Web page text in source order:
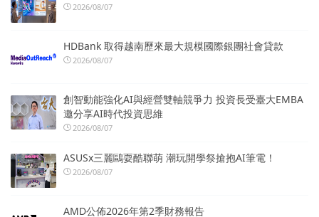
2026/08/07
HDBank 取得越南歷來最大規模國際銀團社會貸款
2026/08/07
創智動能強化AI與經營雙軸競爭力 投資長受臺大EMBA
邀分享AI時代投資思維
2026/08/07
ASUSx三麗鷗耍酷聯萌 潮玩開學祭搶抱AI筆電！
2026/08/07
AMD公佈2026年第2季財務報告